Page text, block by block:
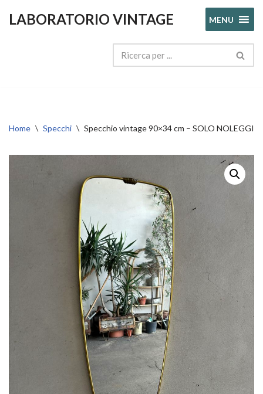
LABORATORIO VINTAGE MENU
Home \ Specchi \ Specchio vintage 90×34 cm – SOLO NOLEGGIO